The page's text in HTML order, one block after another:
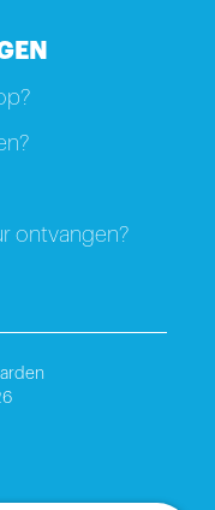
ontvangen?